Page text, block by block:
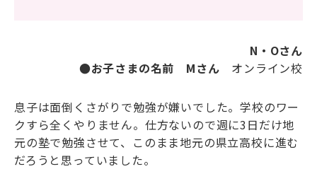
企業情報
採用情報
プライバシーポリシー
N・Oさん
●お子さまの名前 Mさん オンライン校
息子は面倒くさがりで勉強が嫌いでした。学校のワー
クすら全くやりません。仕方ないので週に3日だけ地
元の塾で勉強させて、このまま地元の県立高校に進む
だろうと思っていました。